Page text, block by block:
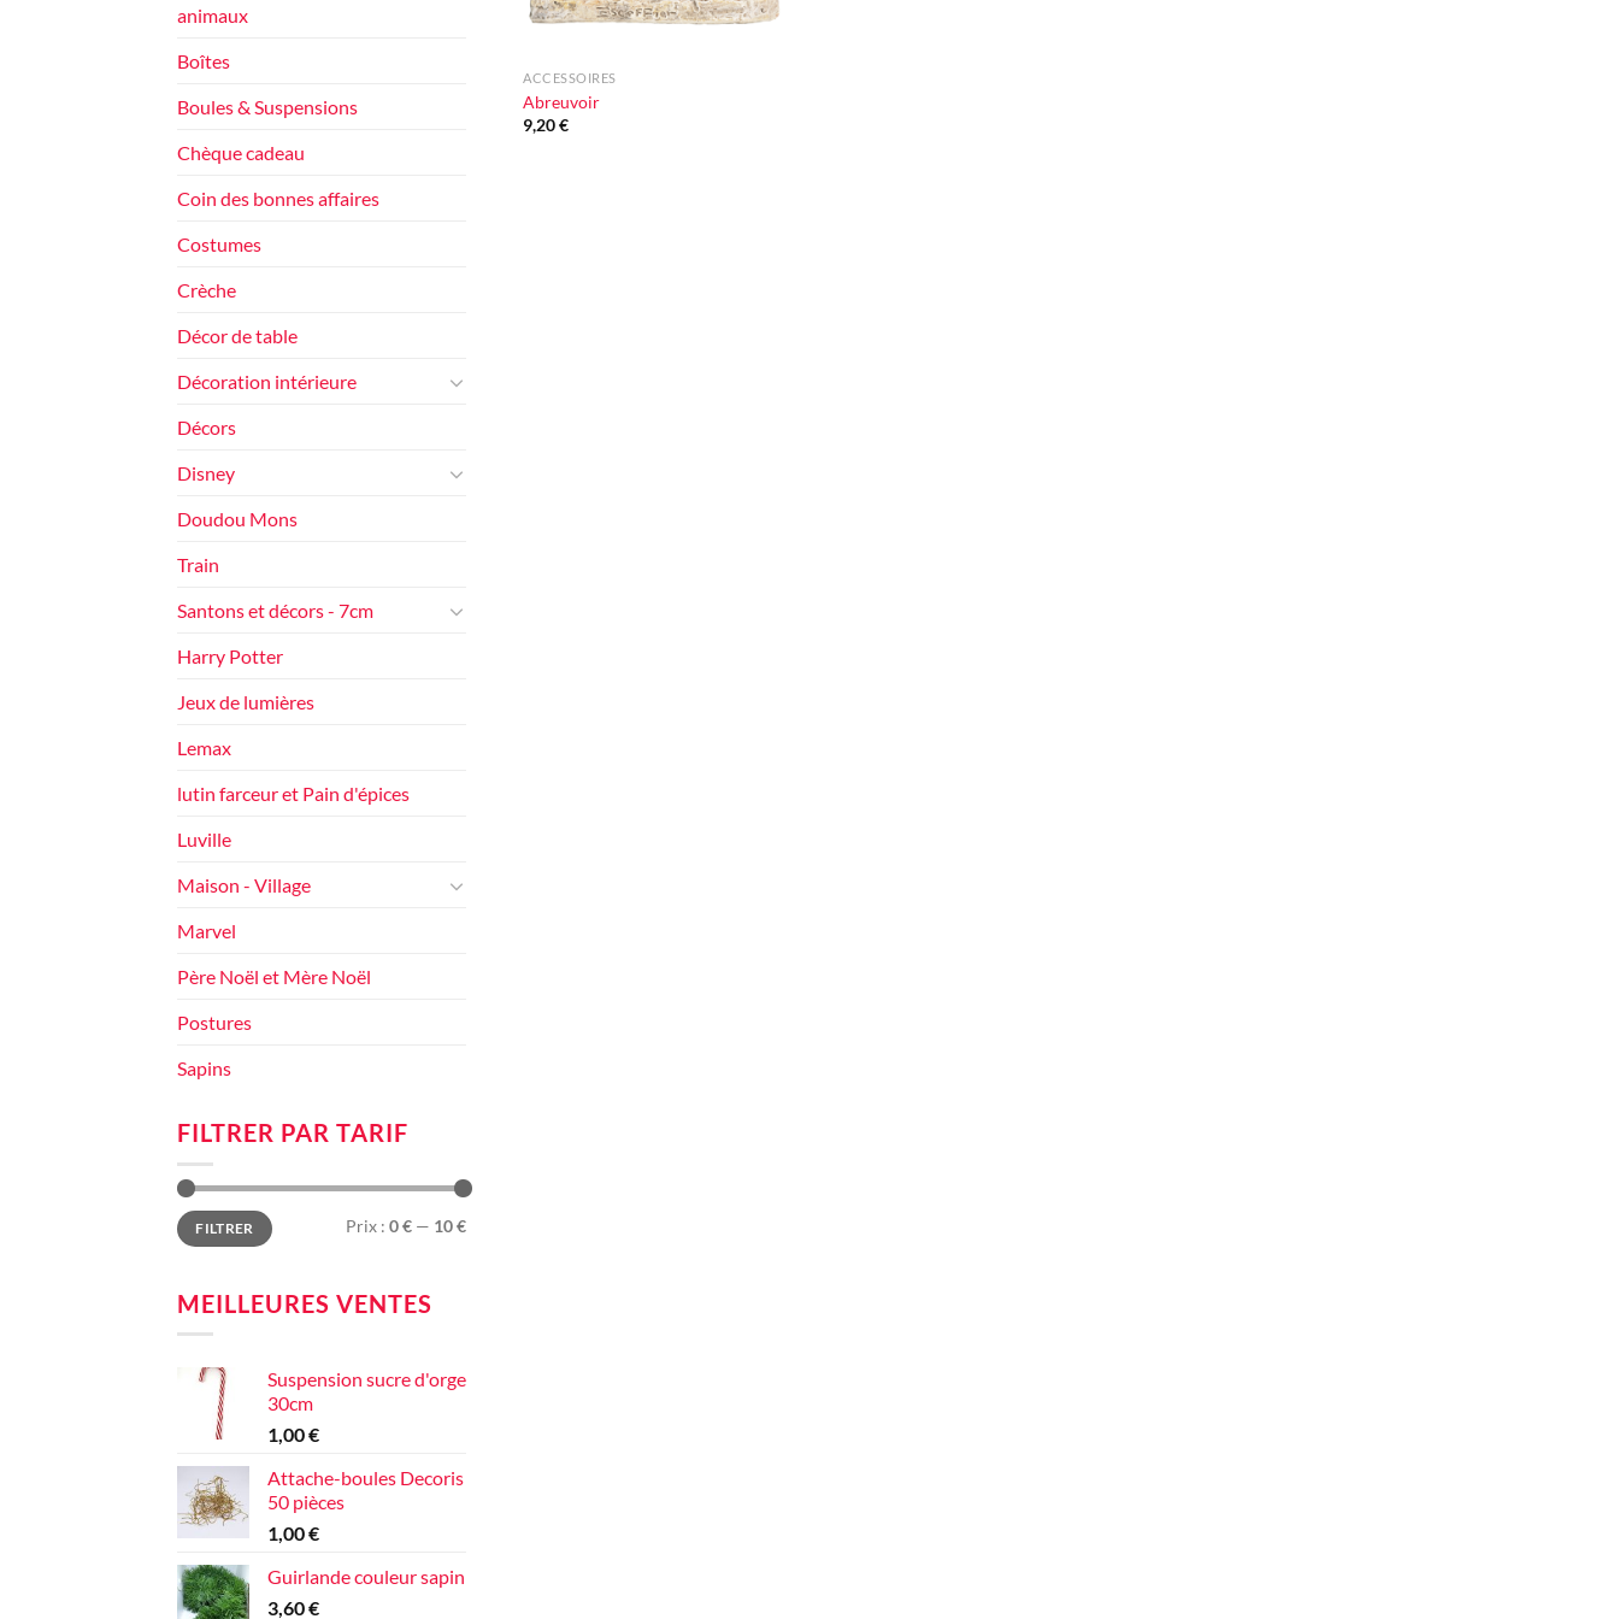
animaux
Boîtes
Boules & Suspensions
Chèque cadeau
Coin des bonnes affaires
Costumes
Crèche
Décor de table
Décoration intérieure
Décors
Disney
Doudou Mons
Train
Santons et décors - 7cm
Harry Potter
Jeux de lumières
Lemax
lutin farceur et Pain d'épices
Luville
Maison - Village
Marvel
Père Noël et Mère Noël
Postures
Sapins
FILTRER PAR TARIF
Prix
min
Prix
maxFILTRER Prix : 0 € — 10 €
MEILLEURES VENTES
Suspension sucre d'orge
30cm
1,00€
Attache-boules Decoris
50 pièces
1,00€
Guirlande couleur sapin
3,60€
ACCESSOIRES
Abreuvoir
9,20€